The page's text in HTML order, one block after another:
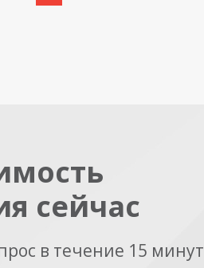
сейчас
в течение 15 минут